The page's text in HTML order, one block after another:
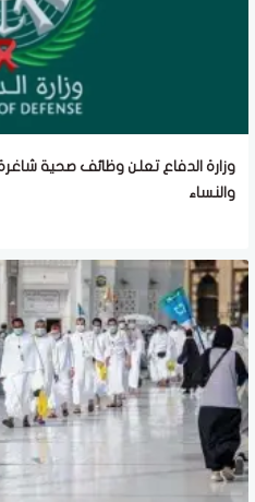
وزارة الدفاع تعلن وظائف صحية
والنساء